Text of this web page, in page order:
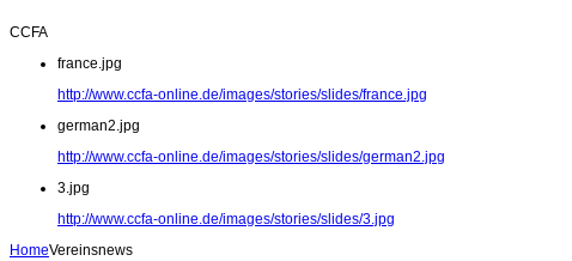
CCFA
france.jpg
http://www.ccfa-online.de/images/stories/slides/france.jpg
german2.jpg
http://www.ccfa-online.de/images/stories/slides/german2.jpg
3.jpg
http://www.ccfa-online.de/images/stories/slides/3.jpg
HomeVereinsnews